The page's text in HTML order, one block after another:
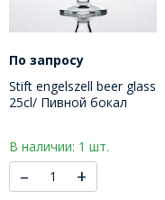
По запросу
Stift engelszell beer glass
25cl/ Пивной бокал
В наличии: 1 шт.
– +